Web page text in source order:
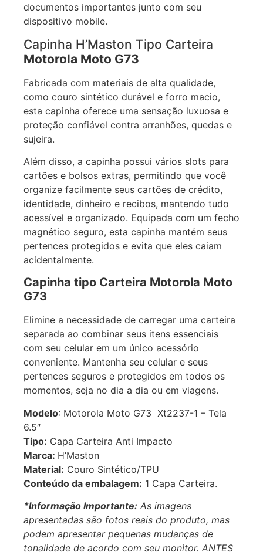
documentos importantes junto com seu
dispositivo mobile.
Capinha H’Maston Tipo Carteira
Motorola Moto G73
Fabricada com materiais de alta qualidade,
como couro sintético durável e forro macio,
esta capinha oferece uma sensação luxuosa e
proteção confiável contra arranhões, quedas e
sujeira.
Além disso, a capinha possui vários slots para
cartões e bolsos extras, permitindo que você
organize facilmente seus cartões de crédito,
identidade, dinheiro e recibos, mantendo tudo
acessível e organizado. Equipada com um fecho
magnético seguro, esta capinha mantém seus
pertences protegidos e evita que eles caiam
acidentalmente.
Capinha tipo Carteira Motorola Moto
G73
Elimine a necessidade de carregar uma carteira
separada ao combinar seus itens essenciais
com seu celular em um único acessório
conveniente. Mantenha seu celular e seus
pertences seguros e protegidos em todos os
momentos, seja no dia a dia ou em viagens.
Modelo: Motorola Moto G73 Xt2237-1 – Tela
6.5″
Tipo: Capa Carteira Anti Impacto
Marca: H’Maston
Material: Couro Sintético/TPU
Conteúdo da embalagem: 1 Capa Carteira.
*Informação Importante: As imagens
apresentadas são fotos reais do produto, mas
podem apresentar pequenas mudanças de
tonalidade de acordo com seu monitor. ANTES